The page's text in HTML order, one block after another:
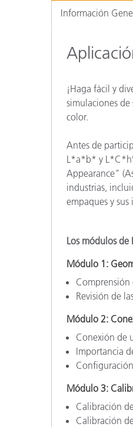
Información
¡Haga fácil y
simulaciones
color.
Antes de
L*a*b* y
Appearance"
industrias,
empaques y
Los módulos
Módulo 1:
Revisión de
Módulo 2:
Conexión de
Importancia
Módulo 3:
Calibración
Calibración